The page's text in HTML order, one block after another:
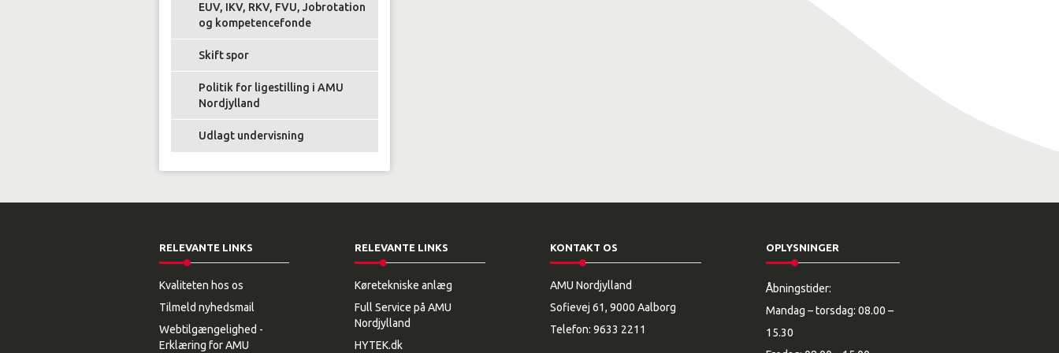
EUV, IKV, RKV, FVU, Jobrotation
og kompetencefonde
Skift spor
Politik for ligestilling i AMU
Nordjylland
Udlagt undervisning
RELEVANTE LINKS
Kvaliteten hos os
Tilmeld nyhedsmail
Webtilgængelighed -
Erklæring for AMU
RELEVANTE LINKS
Køretekniske anlæg
Full Service på AMU
Nordjylland
HYTEK.dk
KONTAKT OS
AMU Nordjylland
Sofievej 61, 9000 Aalborg
Telefon: 9633 2211
OPLYSNINGER
Åbningstider:
Mandag – torsdag: 08.00 –
15.30